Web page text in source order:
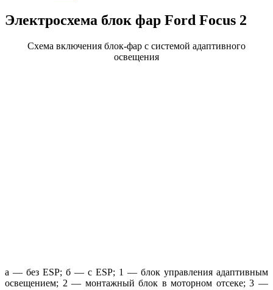
Электросхема блок фар Ford Focus 2
Схема включения блок-фар с системой адаптивного
освещения
а — без ESP; б — с ESP; 1 — блок управления адаптивным
освещением; 2 — монтажный блок в моторном отсеке; 3 —